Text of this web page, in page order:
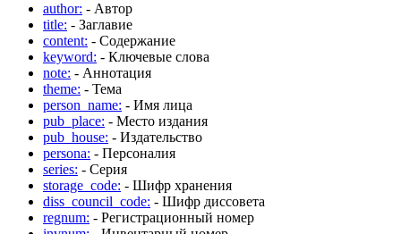
author: - Автор
title: - Заглавие
content: - Содержание
keyword: - Ключевые слова
note: - Аннотация
theme: - Тема
person_name: - Имя лица
pub_place: - Место издания
pub_house: - Издательство
persona: - Персоналия
series: - Серия
storage_code: - Шифр хранения
diss_council_code: - Шифр диссовета
regnum: - Регистрационный номер